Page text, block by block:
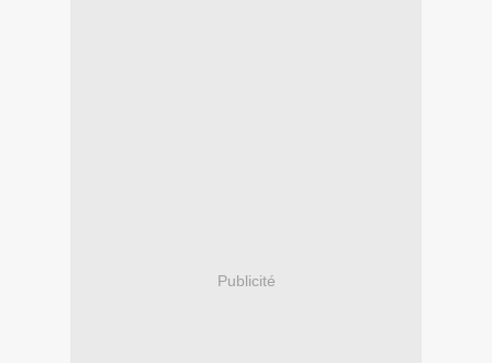
Publicité